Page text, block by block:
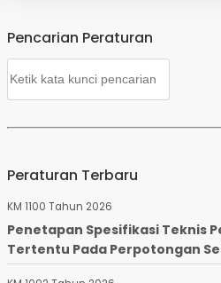
Pencarian Peraturan
Peraturan Terbaru
KM 1100 Tahun 2026
Penetapan Spesifikasi Teknis
Tertentu Pada Perpotongan